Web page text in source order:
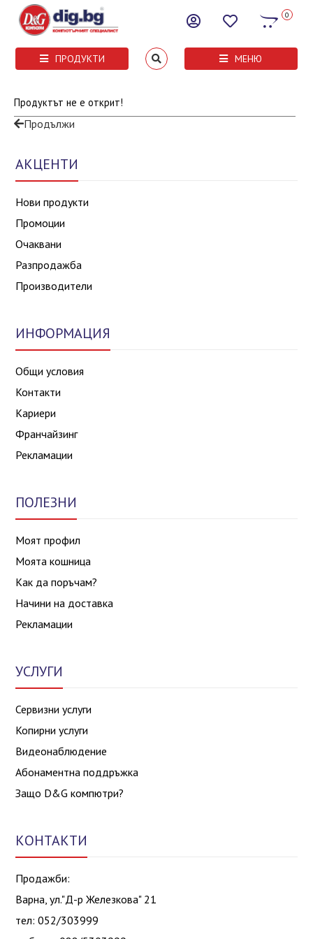
0
ПРОДУКТИ МЕНЮ
Продуктът не е открит!
Продължи
АКЦЕНТИ
Нови продукти
Промоции
Очаквани
Разпродажба
Производители
ИНФОРМАЦИЯ
Общи условия
Контакти
Кариери
Франчайзинг
Рекламации
ПОЛЕЗНИ
Моят профил
Моята кошница
Как да поръчам?
Начини на доставка
Рекламации
УСЛУГИ
Сервизни услуги
Копирни услуги
Видеонаблюдение
Абонаментна поддръжка
Защо D&G компютри?
КОНТАКТИ
Продажби:
Варна, ул."Д-р Железкова" 21
тел: 052/303999